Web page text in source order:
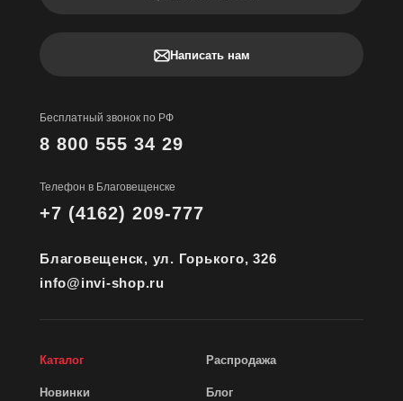
Написать нам
Бесплатный звонок по РФ
8 800 555 34 29
Телефон в Благовещенске
+7 (4162) 209-777
Благовещенск, ул. Горького, 326
info@invi-shop.ru
Каталог Распродажа
Новинки Блог